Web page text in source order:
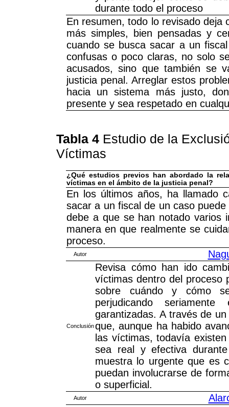
durante todo el proceso
En resumen, todo lo revisado deja
más simples, bien pensadas y
cuando se busca sacar a un
confusas o poco claras, no solo
acusados, sino que también se
justicia penal. Arreglar estos
hacia un sistema más justo,
presente y sea respetado en
Tabla 4 Estudio de la
Víctimas
¿Qué estudios previos han abordado la
víctimas en el ámbito de la justicia penal?
En los últimos años, ha llamado
sacar a un fiscal de un caso
debe a que se han notado varios
manera en que realmente se
proceso.
Autor
Conclusión
Revisa cómo han ido
víctimas dentro del proceso
sobre cuándo y cómo
perjudicando
garantizadas. A través de
que, aunque ha habido
las víctimas, todavía
sea real y efectiva
muestra lo urgente que es
puedan involucrarse de
o superficial.
Autor